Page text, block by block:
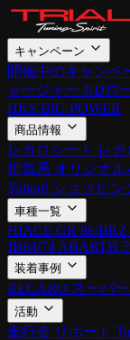
キャンペーン
開催中のキャンペ
ャージャー NDロ
HKS BIG POWER
商品情報
レカロシート レ
排気系 オリジナル
Yahoo! ショッピン
車種一覧
HIACE GR 86/BRZ
JB64/74 ABARTH
装着事例
RECARO スーパ
活動
走行会 リポート